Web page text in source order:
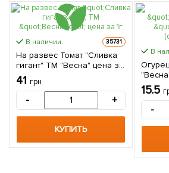
В наличии. 35731
На развес Томат "Сливка
гигант" ТМ "Весна" цена за
1г
41 грн
- +
КУПИТЬ
В
15.5
-